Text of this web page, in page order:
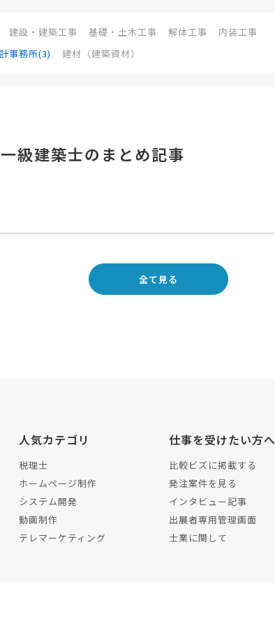
建設・建築工事 基礎・土木工事 解体工事
内装工事
事務所(3) 建材（建築資材）
級建築士のまとめ記事
全て見る
人気カテゴリ
税理士
ホームページ制作
システム開発
動画制作
テレマーケティング
仕事を受けたい方へ
比較ビズに掲載する
発注案件を見る
インタビュー記事
出展者専用管理画面
士業に関して